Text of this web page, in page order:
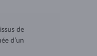
de
d’un